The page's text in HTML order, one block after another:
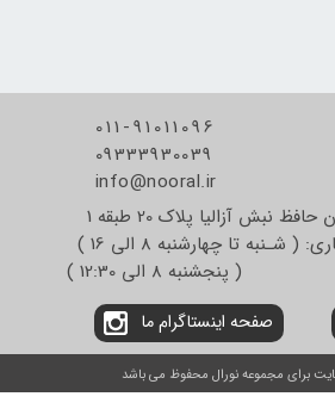
011-91011096
09333930039
info@nooral.ir
نبش آزالیا پلاک 20 طبقه 1
( شـنبه تا چهارشنبه 8 الی 16 )
الی 12:30 )
صفحه اینستاگرام ما
برای مجموعه نورال محفوظ می باشد